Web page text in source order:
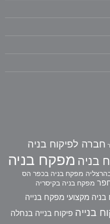
חברה לפיקוח בניה
בניה מפקח בניה
מפקח בניה בכפר הס
מפקח בניה בקיסריה
מקצועי מפקח בנייה
בנייה פיקוח בנייה בנחלה